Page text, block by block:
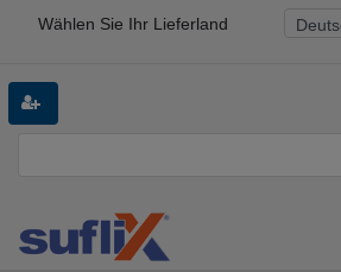
Wählen Sie Ihr Lieferland